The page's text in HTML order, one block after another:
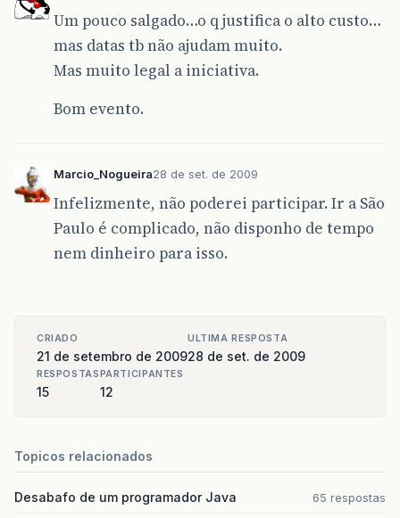
Um pouco salgado…o q justifica o alto custo…
mas datas tb não ajudam muito.
Mas muito legal a iniciativa.
Bom evento.
Marcio_Nogueira28 de set. de 2009
Infelizmente, não poderei participar. Ir a São
Paulo é complicado, não disponho de tempo
nem dinheiro para isso.
CRIADO
21 de setembro de 2009
ULTIMA RESPOSTA
28 de set. de 2009
RESPOSTAS
15
PARTICIPANTES
12
Topicos relacionados
Desabafo de um programador Java 65 respostas